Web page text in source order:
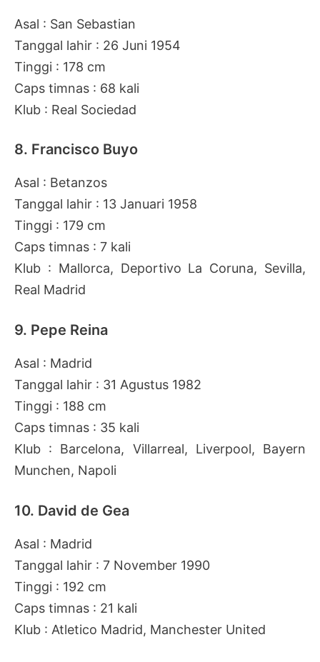
Asal : San Sebastian
Tanggal lahir : 26 Juni 1954
Tinggi : 178 cm
Caps timnas : 68 kali
Klub : Real Sociedad
8. Francisco Buyo
Asal : Betanzos
Tanggal lahir : 13 Januari 1958
Tinggi : 179 cm
Caps timnas : 7 kali
Klub : Mallorca, Deportivo La Coruna, Sevilla,
Real Madrid
9. Pepe Reina
Asal : Madrid
Tanggal lahir : 31 Agustus 1982
Tinggi : 188 cm
Caps timnas : 35 kali
Klub : Barcelona, Villarreal, Liverpool, Bayern
Munchen, Napoli
10. David de Gea
Asal : Madrid
Tanggal lahir : 7 November 1990
Tinggi : 192 cm
Caps timnas : 21 kali
Klub : Atletico Madrid, Manchester United